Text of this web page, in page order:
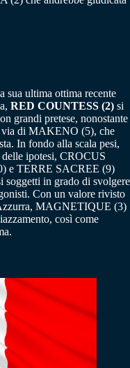
sua ultima ottima recente
RED COUNTESS (2) si
grandi pretese, nonostante
via di MAKENO (5), che
In fondo alla scala pesi,
ipotesi, CROCUS
e TERRE SACREE (9)
soggetti in grado di svolgere
Con un valore rivisto
MAGNETIQUE (3)
così come